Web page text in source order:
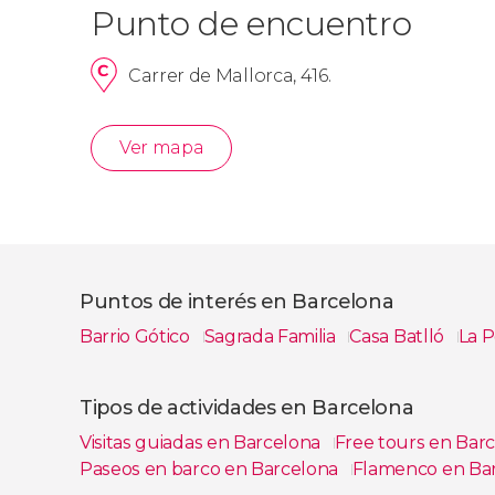
La subida a las torres se realiza en
No se permite el acceso a las torres a
Los menores de 18 años deben ir
El tiempo de acceso puede variar
Si lo preferís, podéis reservar estetour privado
Sagrada Familia y el Parque Güell. En ambos
Punto de encuentro
Carrer de Mallorca, 416.
Ver mapa
Puntos de interés en Barcelona
Barrio Gótico Sagrada Familia Casa Batlló La
Tipos de actividades en Barcelona
Visitas guiadas en Barcelona Free tours en
Paseos en barco en Barcelona
Flamenco en